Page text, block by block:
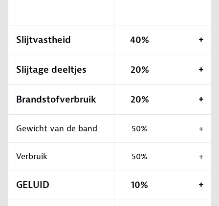
Slijtvastheid 40% +
Slijtage deeltjes 20% +
Brandstofverbruik 20% +
Gewicht van de band 50% +
Verbruik 50% +
GELUID 10% +